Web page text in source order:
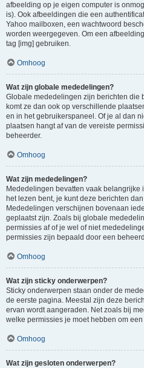
afbeelding op je eigen computer is
is). Ook afbeeldingen die een
Yahoo mailboxen, een wachtwoord
worden weergegeven. Om een
tag [img] gebruiken.
Omhoog
Wat zijn globale mededelingen?
Globale mededelingen zijn berichten die
komt ze dan ook op verschillende
en in het gebruikerspaneel. Of je al dan
plaatsen hangt af van de vereiste
beheerder.
Omhoog
Wat zijn mededelingen?
Mededelingen bevatten vaak belangrijke
het lezen bent, je kunt deze berichten
Mededelingen verschijnen bovenaan
geplaatst zijn. Zoals bij globale
permissies af of je wel of niet
permissies zijn bepaald door een
Omhoog
Wat zijn sticky onderwerpen?
Sticky onderwerpen staan onder de
de eerste pagina. Meestal zijn deze
ervan wordt aangeraden. Net zoals bij
welke permissies je moet hebben om
Omhoog
Wat zijn gesloten onderwerpen?